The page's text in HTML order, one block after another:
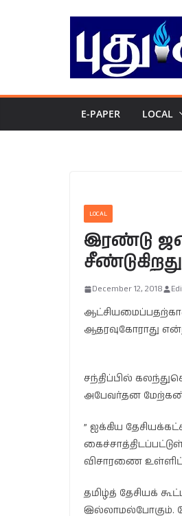
E-PAPER LOCAL
LOCAL
இரண்டு
December 12, 2018
ஆதரவுகோராது
சந்திப்பில்
அபேவர்தன
” ஐக்கிய
விசாரணை
தமிழ்த் தேசியக்
இல்லாமல்போகும்.